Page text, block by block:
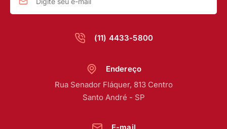
(11) 4433-5800
Endereço
Rua Senador Fláquer, 813 Centro
Santo André - SP